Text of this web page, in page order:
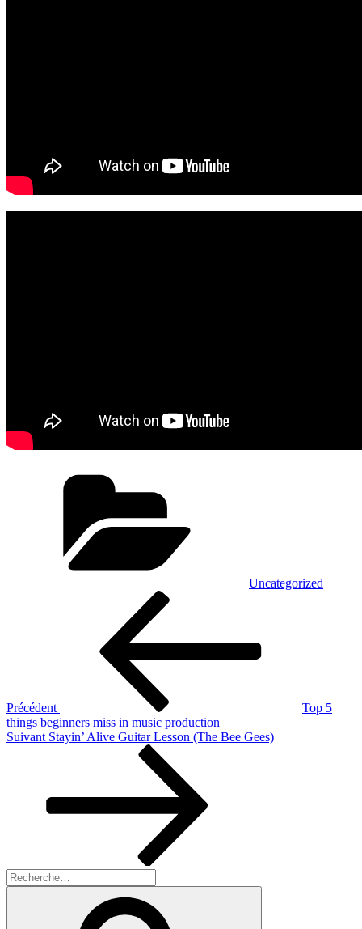
Uncategorized
Précédent
Top 5
things beginners miss in music production
Article
Suivant Stayin’ Alive Guitar Lesson (The Bee Gees)
Recherche
pour